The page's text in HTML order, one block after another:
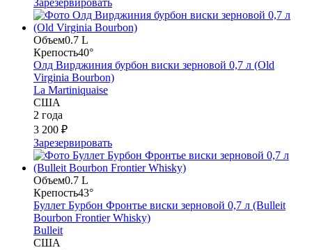
Зарезервировать
Объем0.7 L
Крепость40°
Олд Вирджиния бурбон виски зерновой 0,7 л (Old
Virginia Bourbon)
La Martiniquaise
США
2 года
3 200 ₽
Зарезервировать
Объем0.7 L
Крепость43°
Буллет Бурбон Фронтье виски зерновой 0,7 л (Bulleit
Bourbon Frontier Whisky)
Bulleit
США